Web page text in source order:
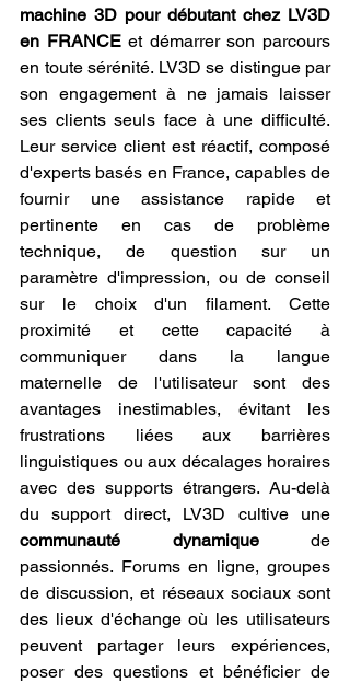
machine 3D pour débutant chez LV3D
en FRANCE et démarrer son parcours
en toute sérénité. LV3D se distingue par
son engagement à ne jamais laisser
ses clients seuls face à une difficulté.
Leur service client est réactif, composé
d'experts basés en France, capables de
fournir une assistance rapide et
pertinente en cas de problème
technique, de question sur un
paramètre d'impression, ou de conseil
sur le choix d'un filament. Cette
proximité et cette capacité à
communiquer dans la langue
maternelle de l'utilisateur sont des
avantages inestimables, évitant les
frustrations liées aux barrières
linguistiques ou aux décalages horaires
avec des supports étrangers. Au-delà
communauté dynamique de
passionnés. Forums en ligne, groupes
de discussion, et réseaux sociaux sont
des lieux d'échange où les utilisateurs
peuvent partager leurs expériences,
poser des questions et bénéficier de